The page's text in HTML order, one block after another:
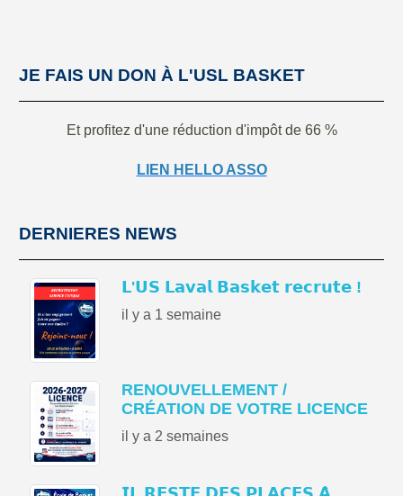
JE FAIS UN DON À L'USL BASKET
Et profitez d'une réduction d'impôt de 66 %
LIEN HELLO ASSO
DERNIERES NEWS
𝗟'𝗨𝗦 𝗟𝗮𝘃𝗮𝗹 𝗕𝗮𝘀𝗸𝗲𝘁 𝗿𝗲𝗰𝗿𝘂𝘁𝗲 !
il y a 1 semaine
RENOUVELLEMENT /
CRÉATION DE VOTRE LICENCE
il y a 2 semaines